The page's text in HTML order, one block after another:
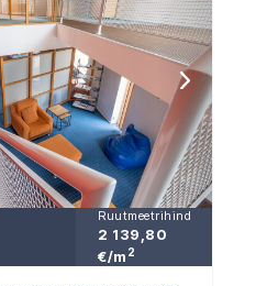
Ruutmeetrihind
2 139,80
€/m 2